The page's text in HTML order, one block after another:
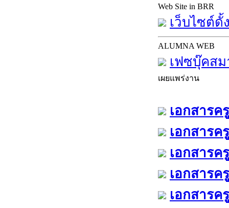
Web Site in BRR
เว็บไซต์ดั้
ALUMNA WEB
เฟซบุ๊คส
เผยแพร่งาน
เอกสาร
เอกสาร
เอกสาร
เอกสาร
เอกสาร